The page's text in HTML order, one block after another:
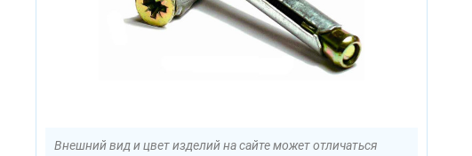
Внешний вид и цвет изделий на сайте может отличаться